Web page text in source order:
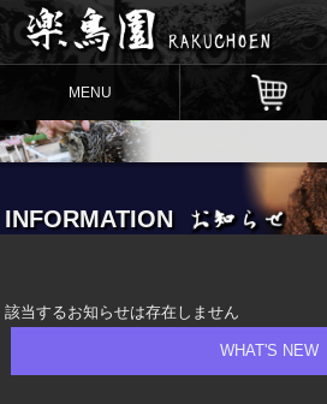
MENU
INFORMATION
該当するお知らせは存在しません
WHAT'S NEW